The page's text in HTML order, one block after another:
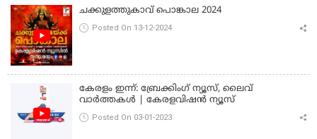
ചക്കുളത്തുകാവ് പൊങ്കാല 2024
Posted On 13-12-2024
കേരളം ഇന്ന്: ബ്രേക്കിംഗ് ന്യൂസ്, ലൈവ്
വാർത്തകൾ | കേരളവിഷൻ ന്യൂസ്
Posted On 03-01-2023